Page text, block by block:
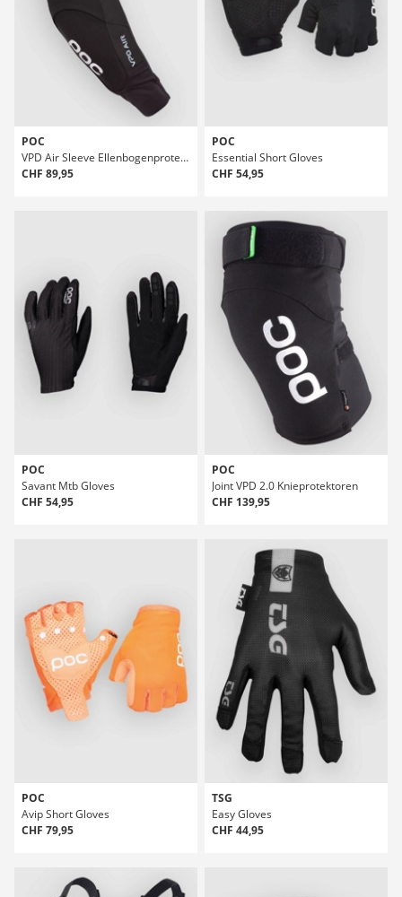
POC
VPD Air Sleeve Ellenbogenprotektoren
CHF 89,95
POC
Essential Short Gloves
CHF 54,95
POC
Savant Mtb Gloves
CHF 54,95
POC
Joint VPD 2.0 Knieprotektoren
CHF 139,95
POC
Avip Short Gloves
CHF 79,95
TSG
Easy Gloves
CHF 44,95